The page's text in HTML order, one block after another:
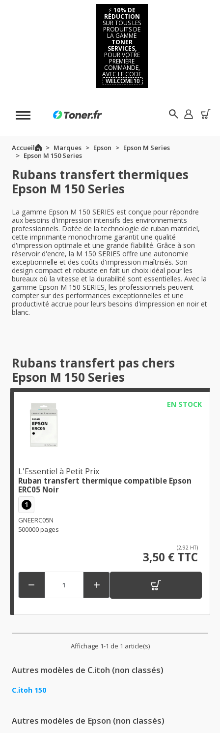
⚡ 10% DE
RÉDUCTION
SUR TOUS LES
PRODUITS DE
LA GAMME
TONER
SERVICES,
POUR VOTRE
PREMIÈRE
COMMANDE,
AVEC LE CODE
WELCOME10
Accueil Marques Epson
Epson M Series
Epson M 150 Series
Rubans transfert thermiques
Epson M 150 Series
La gamme Epson M 150 SERIES est conçue pour répondre
aux besoins d'impression intensifs des environnements
professionnels. Dotée de la technologie de ruban matriciel,
cette imprimante monochrome garantit une qualité
d'impression optimale et une grande fiabilité. Grâce à son
réservoir d'encre, la M 150 SERIES offre une autonomie
exceptionnelle et des coûts d'impression maîtrisés. Son
design compact et robuste en fait un choix idéal pour les
bureaux où la vitesse et la durabilité sont essentielles. Avec la
gamme Epson M 150 SERIES, les professionnels peuvent
compter sur des performances exceptionnelles et une
productivité accrue pour leurs besoins d'impression en noir et
blanc.
Rubans transfert pas chers
Epson M 150 Series
EN STOCK
L'Essentiel à Petit Prix
Ruban transfert thermique compatible Epson
ERC05 Noir
1
GNEERC05N
500000 pages
(2,92 HT)
3,50 € TTC
 
Affichage 1-1 de 1 article(s)
Autres modèles de C.itoh (non classés)
C.itoh 150
Autres modèles de Epson (non classés)